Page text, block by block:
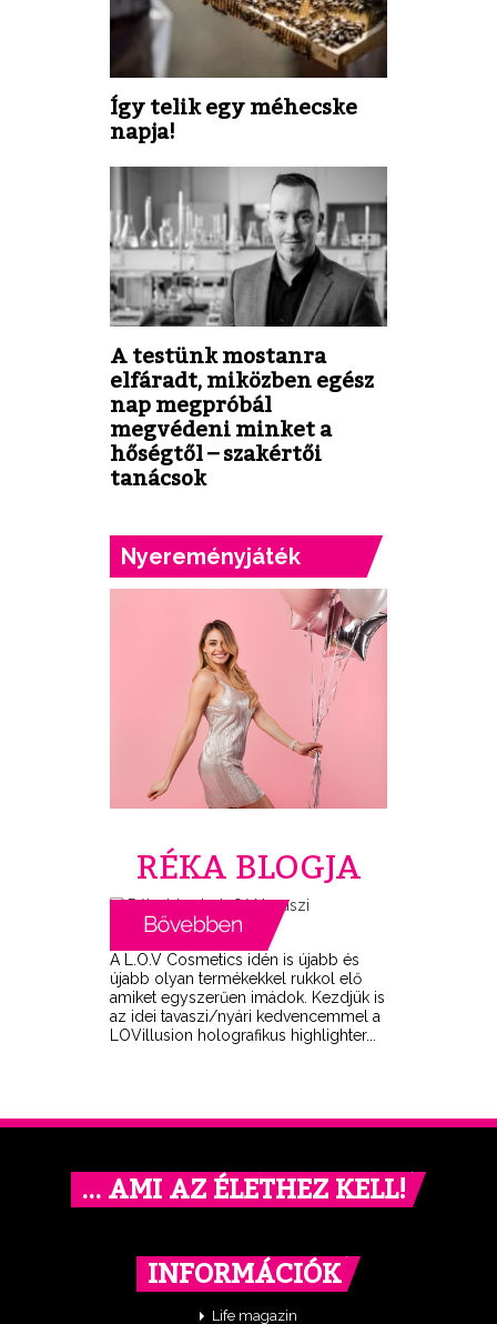
Így telik egy méhecske
napja!
A testünk mostanra
elfáradt, miközben egész
nap megpróbál
megvédeni minket a
hőségtől – szakértői
tanácsok
Nyereményjáték
RÉKA BLOGJA
A L.O.V Cosmetics idén is újabb és
újabb olyan termékekkel rukkol elő
amiket egyszerűen imádok. Kezdjük is
az idei tavaszi/nyári kedvencemmel a
LOVillusion holografikus highlighter...
… AMI AZ ÉLETHEZ KELL!
INFORMÁCIÓK
Life magazin